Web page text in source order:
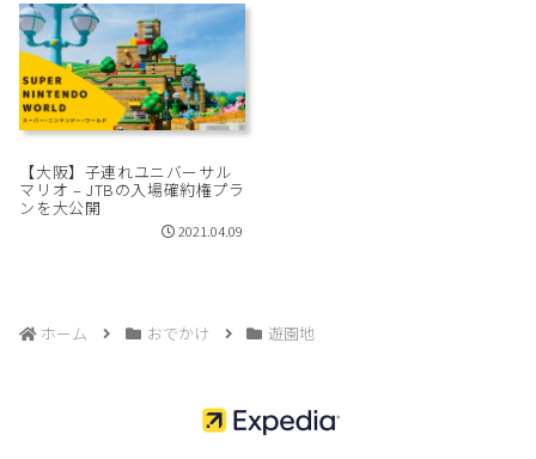
【大阪】子連れユニバーサル
マリオ – JTBの入場確約権プラ
ンを大公開
2021.04.09
ホーム おでかけ 遊園地